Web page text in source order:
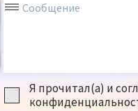
Сообщение
Я прочитал(а) и